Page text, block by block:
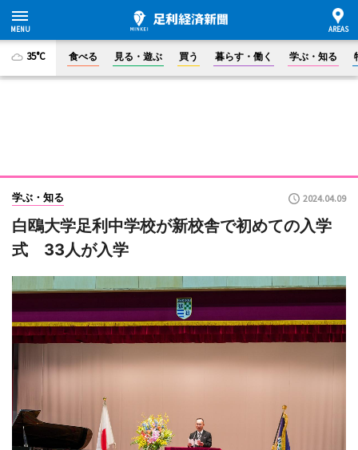
35°C 食べる 見る・遊ぶ 買う 暮らす・働く 学ぶ・知る
学ぶ・知る 2024.04.09
白鴎大学足利中学校が新校舎で初めての入学
式 33人が入学